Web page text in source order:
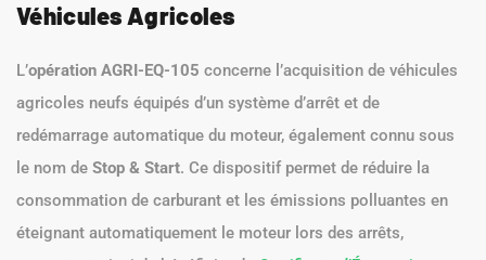
Véhicules Agricoles
L’opération AGRI-EQ-105 concerne l’acquisition de véhicules
agricoles neufs équipés d’un système d’arrêt et de
redémarrage automatique du moteur, également connu sous
le nom de Stop & Start. Ce dispositif permet de réduire la
consommation de carburant et les émissions polluantes en
éteignant automatiquement le moteur lors des arrêts,